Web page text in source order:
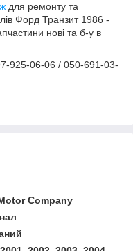
для ремонту та
Форд Транзит 1986 -
нові та б-у в
925-06-06 / 050-691-03-
Company